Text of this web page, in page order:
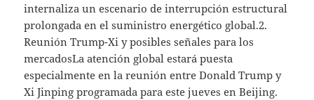
internaliza un escenario de interrupción estructural
prolongada en el suministro energético global.2.
Reunión Trump-Xi y posibles señales para los
mercadosLa atención global estará puesta
especialmente en la reunión entre Donald Trump y
Xi Jinping programada para este jueves en Beijing.